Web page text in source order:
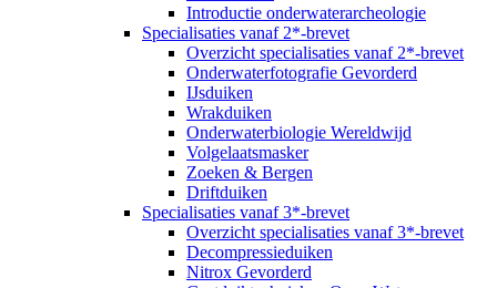
Introductie onderwaterarcheologie
Specialisaties vanaf 2*-brevet
Overzicht specialisaties vanaf 2*-brevet
Onderwaterfotografie Gevorderd
IJsduiken
Wrakduiken
Onderwaterbiologie Wereldwijd
Volgelaatsmasker
Zoeken & Bergen
Driftduiken
Specialisaties vanaf 3*-brevet
Overzicht specialisaties vanaf 3*-brevet
Decompressieduiken
Nitrox Gevorderd